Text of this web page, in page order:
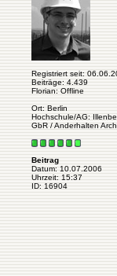
Registriert seit:
Beiträge: 4.439
Florian: Offline
Ort: Berlin
Hochschule/AG:
GbR / Anderhalten
Beitrag
Datum: 10.07.2006
Uhrzeit: 15:37
ID: 16904